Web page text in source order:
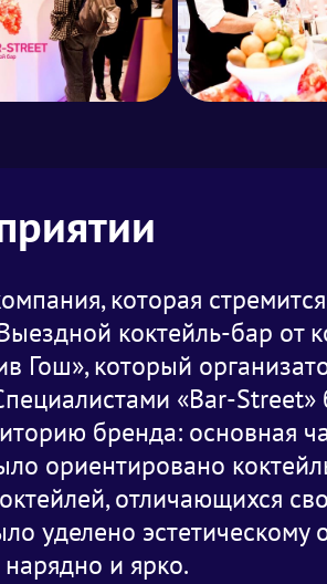
которая
коктейль-бар от
Гош», который
«Bar-
бренда: основная
ориентировано
отличающихся
уделено
и ярко.